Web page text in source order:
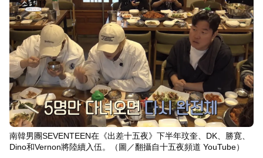
南韓男團SEVENTEEN在《出差十五夜》下半年玟奎、DK、勝寛、
Dino和Vernon將陸續入伍。（圖／翻攝自十五夜頻道 YouTube）